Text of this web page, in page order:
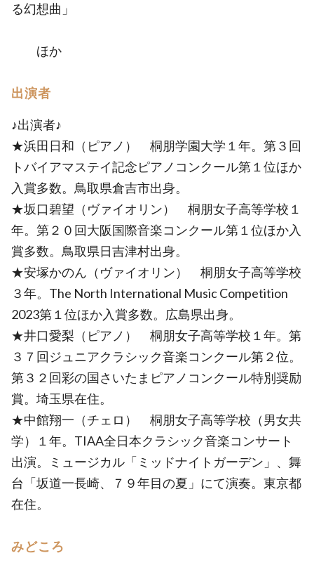
る幻想曲」
ほか
出演者
♪出演者♪
★浜田日和（ピアノ） 桐朋学園大学１年。第３回
トバイアマステイ記念ピアノコンクール第１位ほか
入賞多数。鳥取県倉吉市出身。
★坂口碧望（ヴァイオリン） 桐朋女子高等学校１
年。第２０回大阪国際音楽コンクール第１位ほか入
賞多数。鳥取県日吉津村出身。
★安塚かのん（ヴァイオリン） 桐朋女子高等学校
３年。The North International Music Competition
2023第１位ほか入賞多数。広島県出身。
★井口愛梨（ピアノ） 桐朋女子高等学校１年。第
３７回ジュニアクラシック音楽コンクール第２位。
第３２回彩の国さいたまピアノコンクール特別奨励
賞。埼玉県在住。
★中館翔一（チェロ） 桐朋女子高等学校（男女共
学）１年。TIAA全日本クラシック音楽コンサート
出演。ミュージカル「ミッドナイトガーデン」、舞
台「坂道一長崎、７９年目の夏」にて演奏。東京都
在住。
みどころ